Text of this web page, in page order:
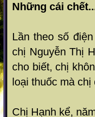
Những cái
Lần theo số
chị Nguyễn Thị
cho biết, chị
loại thuốc mà chị
Chị Hạnh kể,